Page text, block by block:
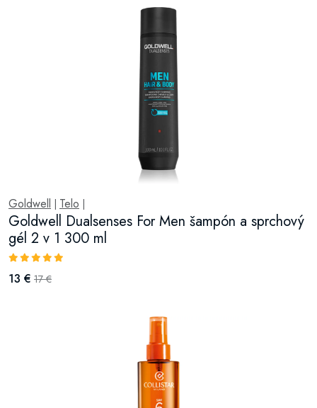
Goldwell Telo
Goldwell Dualsenses For Men šampón a sprchový
gél 2 v 1 300 ml
13 € 17 €